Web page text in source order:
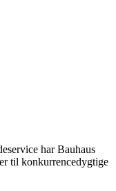
har Bauhaus
til konkurrencedygtige